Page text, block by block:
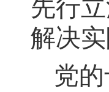
先行
解决
党